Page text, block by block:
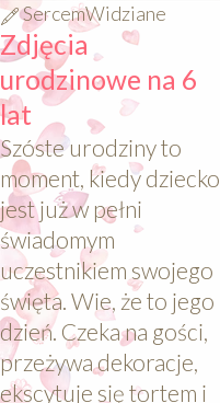
SercemWidziane
Zdjęcia
urodzinowe na 6
lat
Szóste urodziny to
moment, kiedy dziecko
jest już w pełni
świadomym
uczestnikiem swojego
święta. Wie, że to jego
dzień. Czeka na gości,
przeżywa dekoracje,
ekscytuje się tortem i